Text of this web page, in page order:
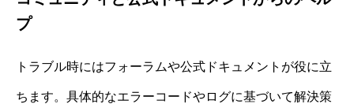
プ
トラブル時にはフォーラムや公式ドキュメントが役に立
ちます。具体的なエラーコードやログに基づいて解決策